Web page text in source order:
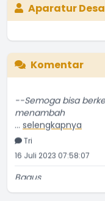
Aparatur Desa
Komentar
menambah
...selengkapnya
...selengkapnya